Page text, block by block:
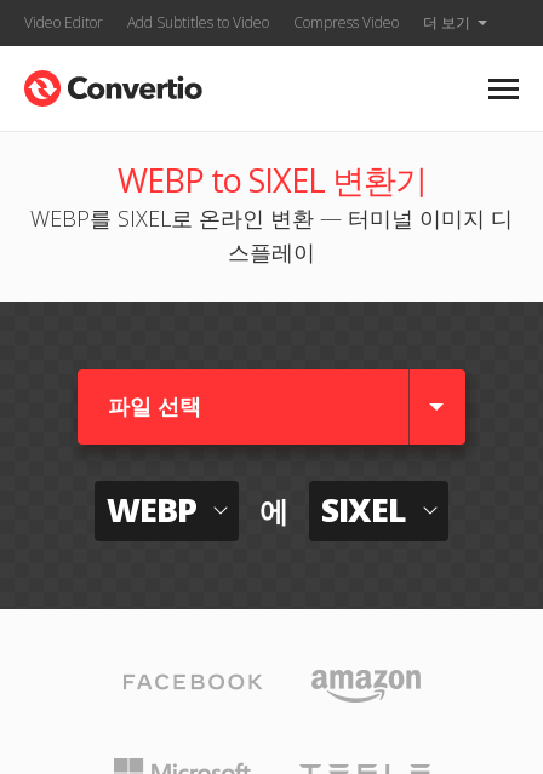
Video Editor Add Subtitles to Video Compress Video 더 보기
WEBP to SIXEL 변환기
WEBP를 SIXEL로 온라인 변환 — 터미널 이미지 디
스플레이
파일 선택
WEBP 에 SIXEL